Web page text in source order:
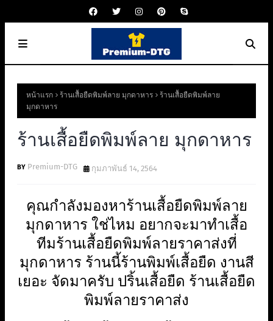
หน้าแรก ร้านเสื้อยืดพิมพ์ลาย มุกดาหาร
ร้านเสื้อยืดพิมพ์ลาย
มุกดาหาร
ร้านเสื้อยืดพิมพ์ลาย มุกดาหาร
Premium-DTG กุมภาพันธ์ 14, 2564
คุณกำลังมองหาร้านเสื้อยืดพิมพ์ลาย
มุกดาหาร ใช่ไหม อยากจะมาทำเสื้อ
ทีมร้านเสื้อยืดพิมพ์ลายราคาส่งที่
มุกดาหาร ร้านนี้ร้านพิมพ์เสื้อยืด งานสี
เยอะ จัดมาครับ ปริ้นเสื้อยืด ร้านเสื้อยืด
พิมพ์ลายราคาส่ง